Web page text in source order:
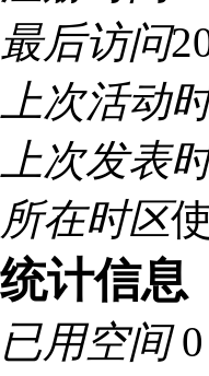
最后访问
上次活动
上次发表
所在时区
统计信息
已用空间0